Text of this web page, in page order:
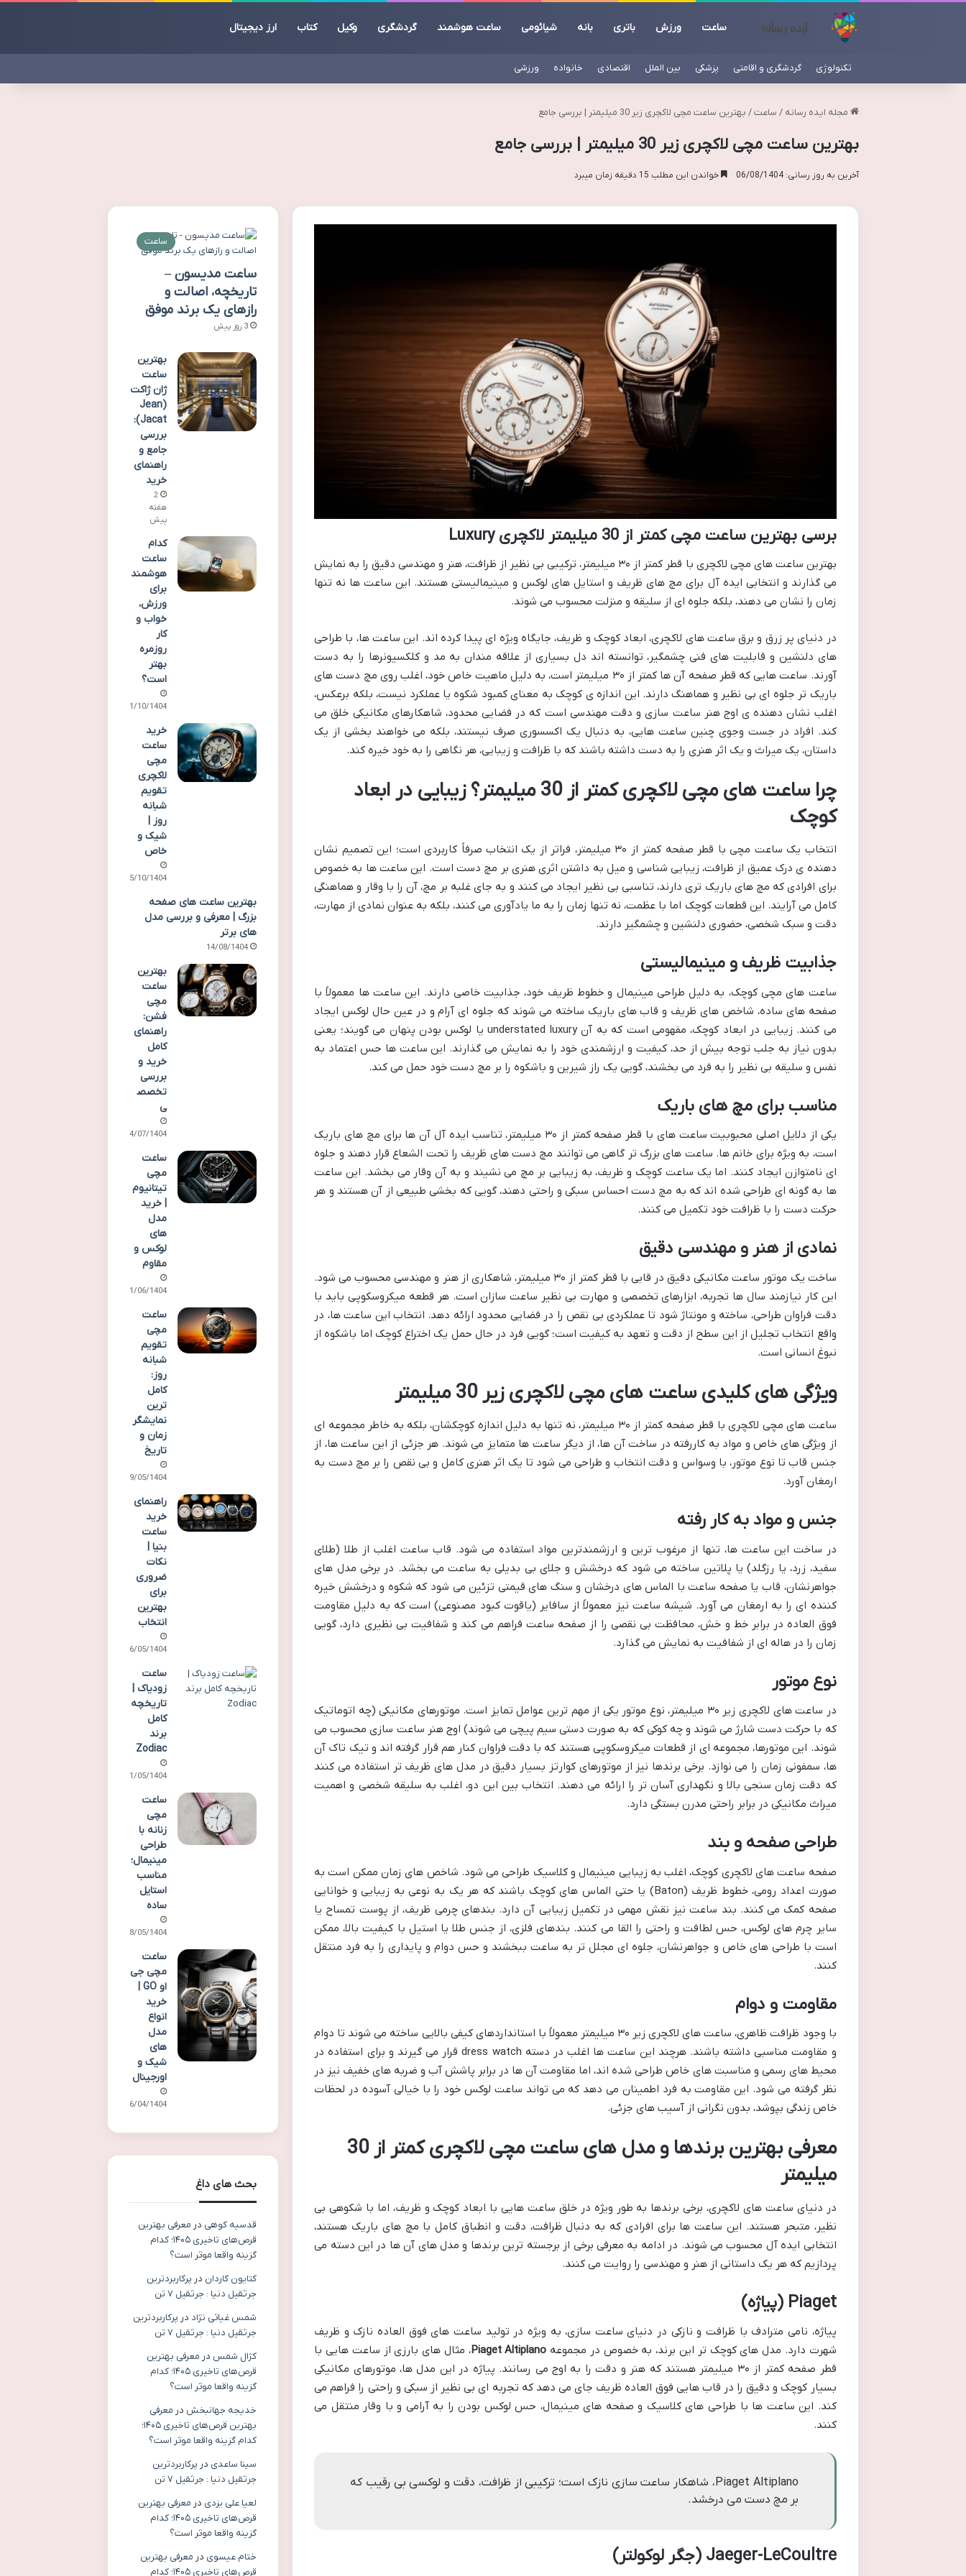
ساعت ورزش باتری بانه شیائومی ساعت هوشمند گردشگری وکیل کتاب ارز دیجیتال
تکنولوژی گردشگری و اقامتی پزشکی بین الملل اقتصادی خانواده ورزشی
مجله ایده رسانه / ساعت / بهترین ساعت مچی لاکچری زیر 30 میلیمتر | بررسی جامع
بهترین ساعت مچی لاکچری زیر 30 میلیمتر | بررسی جامع
آخرین به روز رسانی: 06/08/1404 خواندن این مطلب 15 دقیقه زمان میبرد
برسی بهترین ساعت مچی کمتر از 30 میلیمتر لاکچری Luxury
بهترین ساعت های مچی لاکچری با قطر کمتر از ۳۰ میلیمتر، ترکیبی بی نظیر از ظرافت، هنر و مهندسی دقیق را به نمایش
می گذارند و انتخابی ایده آل برای مچ های ظریف و استایل های لوکس و مینیمالیستی هستند. این ساعت ها نه تنها
زمان را نشان می دهند، بلکه جلوه ای از سلیقه و منزلت محسوب می شوند.
در دنیای پر زرق و برق ساعت های لاکچری، ابعاد کوچک و ظریف، جایگاه ویژه ای پیدا کرده اند. این ساعت ها، با طراحی
های دلنشین و قابلیت های فنی چشمگیر، توانسته اند دل بسیاری از علاقه مندان به مد و کلکسیونرها را به دست
آورند. ساعت هایی که قطر صفحه آن ها کمتر از ۳۰ میلیمتر است، به دلیل ماهیت خاص خود، اغلب روی مچ دست های
باریک تر جلوه ای بی نظیر و هماهنگ دارند. این اندازه ی کوچک به معنای کمبود شکوه یا عملکرد نیست، بلکه برعکس،
اغلب نشان دهنده ی اوج هنر ساعت سازی و دقت مهندسی است که در فضایی محدود، شاهکارهای مکانیکی خلق می
کند. افراد در جست وجوی چنین ساعت هایی، به دنبال یک اکسسوری صرف نیستند، بلکه می خواهند بخشی از یک
داستان، یک میراث و یک اثر هنری را به دست داشته باشند که با ظرافت و زیبایی، هر نگاهی را به خود خیره کند.
چرا ساعت های مچی لاکچری کمتر از 30 میلیمتر؟ زیبایی در ابعاد
کوچک
انتخاب یک ساعت مچی با قطر صفحه کمتر از ۳۰ میلیمتر، فراتر از یک انتخاب صرفاً کاربردی است؛ این تصمیم نشان
دهنده ی درک عمیق از ظرافت، زیبایی شناسی و میل به داشتن اثری هنری بر مچ دست است. این ساعت ها به خصوص
برای افرادی که مچ های باریک تری دارند، تناسبی بی نظیر ایجاد می کنند و به جای غلبه بر مچ، آن را با وقار و هماهنگی
کامل می آرایند. این قطعات کوچک اما با عظمت، نه تنها زمان را به ما یادآوری می کنند، بلکه به عنوان نمادی از مهارت،
دقت و سبک شخصی، حضوری دلنشین و چشمگیر دارند.
جذابیت ظریف و مینیمالیستی
ساعت های مچی کوچک، به دلیل طراحی مینیمال و خطوط ظریف خود، جذابیت خاصی دارند. این ساعت ها معمولاً با
صفحه های ساده، شاخص های ظریف و قاب های باریک ساخته می شوند که جلوه ای آرام و در عین حال لوکس ایجاد
می کنند. زیبایی در ابعاد کوچک، مفهومی است که به آن understated luxury یا لوکس بودن پنهان می گویند؛ یعنی
بدون نیاز به جلب توجه بیش از حد، کیفیت و ارزشمندی خود را به نمایش می گذارند. این ساعت ها حس اعتماد به
نفس و سلیقه بی نظیر را به فرد می بخشند، گویی یک راز شیرین و باشکوه را بر مچ دست خود حمل می کند.
مناسب برای مچ های باریک
یکی از دلایل اصلی محبوبیت ساعت های با قطر صفحه کمتر از ۳۰ میلیمتر، تناسب ایده آل آن ها برای مچ های باریک
است، به ویژه برای خانم ها. ساعت های بزرگ تر گاهی می توانند مچ دست های ظریف را تحت الشعاع قرار دهند و جلوه
ای نامتوازن ایجاد کنند. اما یک ساعت کوچک و ظریف، به زیبایی بر مچ می نشیند و به آن وقار می بخشد. این ساعت
ها به گونه ای طراحی شده اند که به مچ دست احساس سبکی و راحتی دهند، گویی که بخشی طبیعی از آن هستند و هر
حرکت دست را با ظرافت خود تکمیل می کنند.
نمادی از هنر و مهندسی دقیق
ساخت یک موتور ساعت مکانیکی دقیق در قابی با قطر کمتر از ۳۰ میلیمتر، شاهکاری از هنر و مهندسی محسوب می شود.
این کار نیازمند سال ها تجربه، ابزارهای تخصصی و مهارت بی نظیر ساعت سازان است. هر قطعه میکروسکوپی باید با
دقت فراوان طراحی، ساخته و مونتاژ شود تا عملکردی بی نقص را در فضایی محدود ارائه دهد. انتخاب این ساعت ها، در
واقع انتخاب تجلیل از این سطح از دقت و تعهد به کیفیت است؛ گویی فرد در حال حمل یک اختراع کوچک اما باشکوه از
نبوغ انسانی است.
ویژگی های کلیدی ساعت های مچی لاکچری زیر 30 میلیمتر
ساعت های مچی لاکچری با قطر صفحه کمتر از ۳۰ میلیمتر، نه تنها به دلیل اندازه کوچکشان، بلکه به خاطر مجموعه ای
از ویژگی های خاص و مواد به کاررفته در ساخت آن ها، از دیگر ساعت ها متمایز می شوند. هر جزئی از این ساعت ها، از
جنس قاب تا نوع موتور، با وسواس و دقت انتخاب و طراحی می شود تا یک اثر هنری کامل و بی نقص را بر مچ دست به
ارمغان آورد.
جنس و مواد به کار رفته
در ساخت این ساعت ها، تنها از مرغوب ترین و ارزشمندترین مواد استفاده می شود. قاب ساعت اغلب از طلا (طلای
سفید، زرد، یا رزگلد) یا پلاتین ساخته می شود که درخشش و جلای بی بدیلی به ساعت می بخشد. در برخی مدل های
جواهرنشان، قاب یا صفحه ساعت با الماس های درخشان و سنگ های قیمتی تزئین می شود که شکوه و درخشش خیره
کننده ای را به ارمغان می آورد. شیشه ساعت نیز معمولاً از سافایر (یاقوت کبود مصنوعی) است که به دلیل مقاومت
فوق العاده در برابر خط و خش، محافظت بی نقصی را از صفحه ساعت فراهم می کند و شفافیت بی نظیری دارد، گویی
زمان را در هاله ای از شفافیت به نمایش می گذارد.
نوع موتور
در ساعت های لاکچری زیر ۳۰ میلیمتر، نوع موتور یکی از مهم ترین عوامل تمایز است. موتورهای مکانیکی (چه اتوماتیک
که با حرکت دست شارژ می شوند و چه کوکی که به صورت دستی سیم پیچی می شوند) اوج هنر ساعت سازی محسوب می
شوند. این موتورها، مجموعه ای از قطعات میکروسکوپی هستند که با دقت فراوان کنار هم قرار گرفته اند و تیک تاک آن
ها، سمفونی زمان را می نوازد. برخی برندها نیز از موتورهای کوارتز بسیار دقیق در مدل های ظریف تر استفاده می کنند
که دقت زمان سنجی بالا و نگهداری آسان تر را ارائه می دهند. انتخاب بین این دو، اغلب به سلیقه شخصی و اهمیت
میراث مکانیکی در برابر راحتی مدرن بستگی دارد.
طراحی صفحه و بند
صفحه ساعت های لاکچری کوچک، اغلب به زیبایی مینیمال و کلاسیک طراحی می شود. شاخص های زمان ممکن است به
صورت اعداد رومی، خطوط ظریف (Baton) یا حتی الماس های کوچک باشند که هر یک به نوعی به زیبایی و خوانایی
صفحه کمک می کنند. بند ساعت نیز نقش مهمی در تکمیل زیبایی آن دارد. بندهای چرمی ظریف، از پوست تمساح یا
سایر چرم های لوکس، حس لطافت و راحتی را القا می کنند. بندهای فلزی، از جنس طلا یا استیل با کیفیت بالا، ممکن
است با طراحی های خاص و جواهرنشان، جلوه ای مجلل تر به ساعت ببخشند و حس دوام و پایداری را به فرد منتقل
کنند.
مقاومت و دوام
با وجود ظرافت ظاهری، ساعت های لاکچری زیر ۳۰ میلیمتر معمولاً با استانداردهای کیفی بالایی ساخته می شوند تا دوام
و مقاومت مناسبی داشته باشند. هرچند این ساعت ها اغلب در دسته dress watch قرار می گیرند و برای استفاده در
محیط های رسمی و مناسبت های خاص طراحی شده اند، اما مقاومت آن ها در برابر پاشش آب و ضربه های خفیف نیز در
نظر گرفته می شود. این مقاومت به فرد اطمینان می دهد که می تواند ساعت لوکس خود را با خیالی آسوده در لحظات
خاص زندگی بپوشد، بدون نگرانی از آسیب های جزئی.
معرفی بهترین برندها و مدل های ساعت مچی لاکچری کمتر از 30
میلیمتر
در دنیای ساعت های لاکچری، برخی برندها به طور ویژه در خلق ساعت هایی با ابعاد کوچک و ظریف، اما با شکوهی بی
نظیر، متبحر هستند. این ساعت ها برای افرادی که به دنبال ظرافت، دقت و انطباق کامل با مچ های باریک هستند،
انتخابی ایده آل محسوب می شوند. در ادامه به معرفی برخی از برجسته ترین برندها و مدل های آن ها در این دسته می
پردازیم که هر یک داستانی از هنر و مهندسی را روایت می کنند.
Piaget (پیاژه)
پیاژه، نامی مترادف با ظرافت و نازکی در دنیای ساعت سازی، به ویژه در تولید ساعت های فوق العاده نازک و ظریف
شهرت دارد. مدل های کوچک تر این برند، به خصوص در مجموعه Piaget Altiplano، مثال های بارزی از ساعت هایی با
قطر صفحه کمتر از ۳۰ میلیمتر هستند که هنر و دقت را به اوج می رسانند. پیاژه در این مدل ها، موتورهای مکانیکی
بسیار کوچک و دقیق را در قاب هایی فوق العاده ظریف جای می دهد که تجربه ای بی نظیر از سبکی و راحتی را فراهم می
کند. این ساعت ها با طراحی های کلاسیک و صفحه های مینیمال، حس لوکس بودن را به آرامی و با وقار منتقل می
کنند.
Piaget Altiplano، شاهکار ساعت سازی نازک است؛ ترکیبی از ظرافت، دقت و لوکسی بی رقیب که
بر مچ دست می درخشد.
Jaeger-LeCoultre (جگر لوکولتر)
ساعت
ساعت مدیسون –
تاریخچه، اصالت و
رازهای یک برند موفق
3 روز پیش
بهترین
ساعت
ژان ژاکت
(Jean
Jacat):
بررسی
جامع و
راهنمای
خرید
2
هفته
پیش
کدام
ساعت
هوشمند
برای
ورزش،
خواب و
کار
روزمره
بهتر
است؟
11/10/1404
خرید
ساعت
مچی
لاکچری
تقویم
شبانه
روز |
شیک و
خاص
15/10/1404
بهترین ساعت های صفحه
بزرگ | معرفی و بررسی مدل
های برتر
14/08/1404
بهترین
ساعت
مچی
فشن:
راهنمای
کامل
خرید و
بررسی
تخصص
ی
14/07/1404
ساعت
مچی
تیتانیوم
| خرید
مدل
های
لوکس و
مقاوم
21/06/1404
ساعت
مچی
تقویم
شبانه
روز:
کامل
ترین
نمایشگر
زمان و
تاریخ
29/05/1404
راهنمای
خرید
ساعت
بنیا |
نکات
ضروری
برای
بهترین
انتخاب
26/05/1404
ساعت
زودیاک |
تاریخچه
کامل
برند
Zodiac
11/05/1404
ساعت
مچی
زنانه با
طراحی
مینیمال؛
مناسب
استایل
ساده
08/05/1404
ساعت
مچی جی
او GO |
خرید
انواع
مدل
های
شیک و
اورجینال
26/04/1404
بحث های داغ
قدسیه کوهی در معرفی بهترین
قرص‌های تاخیری ۱۴۰۵؛ کدام
گزینه واقعا موثر است؟
کتایون کاردان در پرکاربردترین
جرثقیل دنیا : جرثقیل ۷ تن
شمس غیاثی نژاد در پرکاربردترین
جرثقیل دنیا : جرثقیل ۷ تن
کژال شمس در معرفی بهترین
قرص‌های تاخیری ۱۴۰۵؛ کدام
گزینه واقعا موثر است؟
خدیجه جهانبخش در معرفی
بهترین قرص‌های تاخیری ۱۴۰۵؛
کدام گزینه واقعا موثر است؟
سینا ساعدی در پرکاربردترین
جرثقیل دنیا : جرثقیل ۷ تن
لعیا علی یزدی در معرفی بهترین
قرص‌های تاخیری ۱۴۰۵؛ کدام
گزینه واقعا موثر است؟
ختام عیسوی در معرفی بهترین
قرص‌های تاخیری ۱۴۰۵؛ کدام